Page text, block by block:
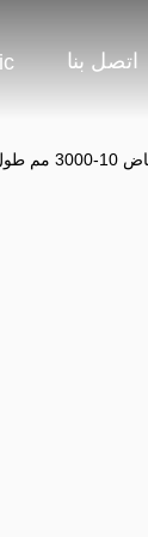
اتصل بنا